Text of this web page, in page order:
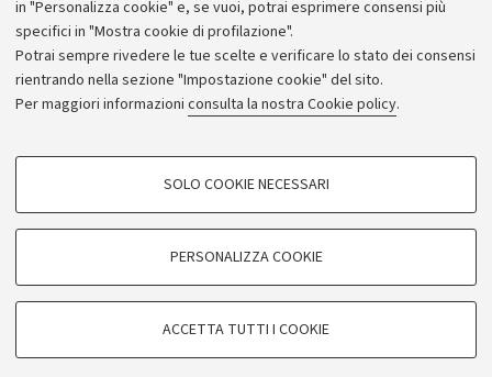
in "Personalizza cookie" e, se vuoi, potrai esprimere consensi più
specifici in "Mostra cookie di profilazione".
Potrai sempre rivedere le tue scelte e verificare lo stato dei consensi
rientrando nella sezione "Impostazione cookie" del sito.
Per maggiori informazioni consulta la nostra Cookie policy.
COOKIE DI PROFILAZIONE - FACOLTATIVI
COOKIE TECNICI - NECESSARI
Si tratta di cookie tecnici utilizzati, a titolo esemplificativo, per il corretto
SOLO COOKIE NECESSARI
PERSONALIZZA COOKIE
ACCETTA TUTTI I COOKIE
Comunicati stampa
Redazione
Rassegna stampa
© Copyright 2026 - ALMA MATER STUDIORUM - Università di
Bologna - Via Zamboni, 33 - 40126 Bologna - PI: 01131710376 -
CF: 80007010376
Privacy
Note legali Impostazioni Cookie